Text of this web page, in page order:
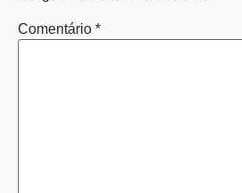
Comentário *